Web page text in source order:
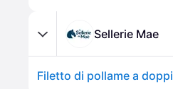
Sellerie Mae
Filetto di pollame a